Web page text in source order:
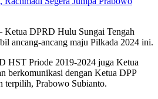
Ketua DPRD Hulu Sungai Tengah
ancang-ancang maju Pilkada 2024 ini.
HST Priode 2019-2024 juga Ketua
berkomunikasi dengan Ketua DPP
terpilih, Prabowo Subianto.